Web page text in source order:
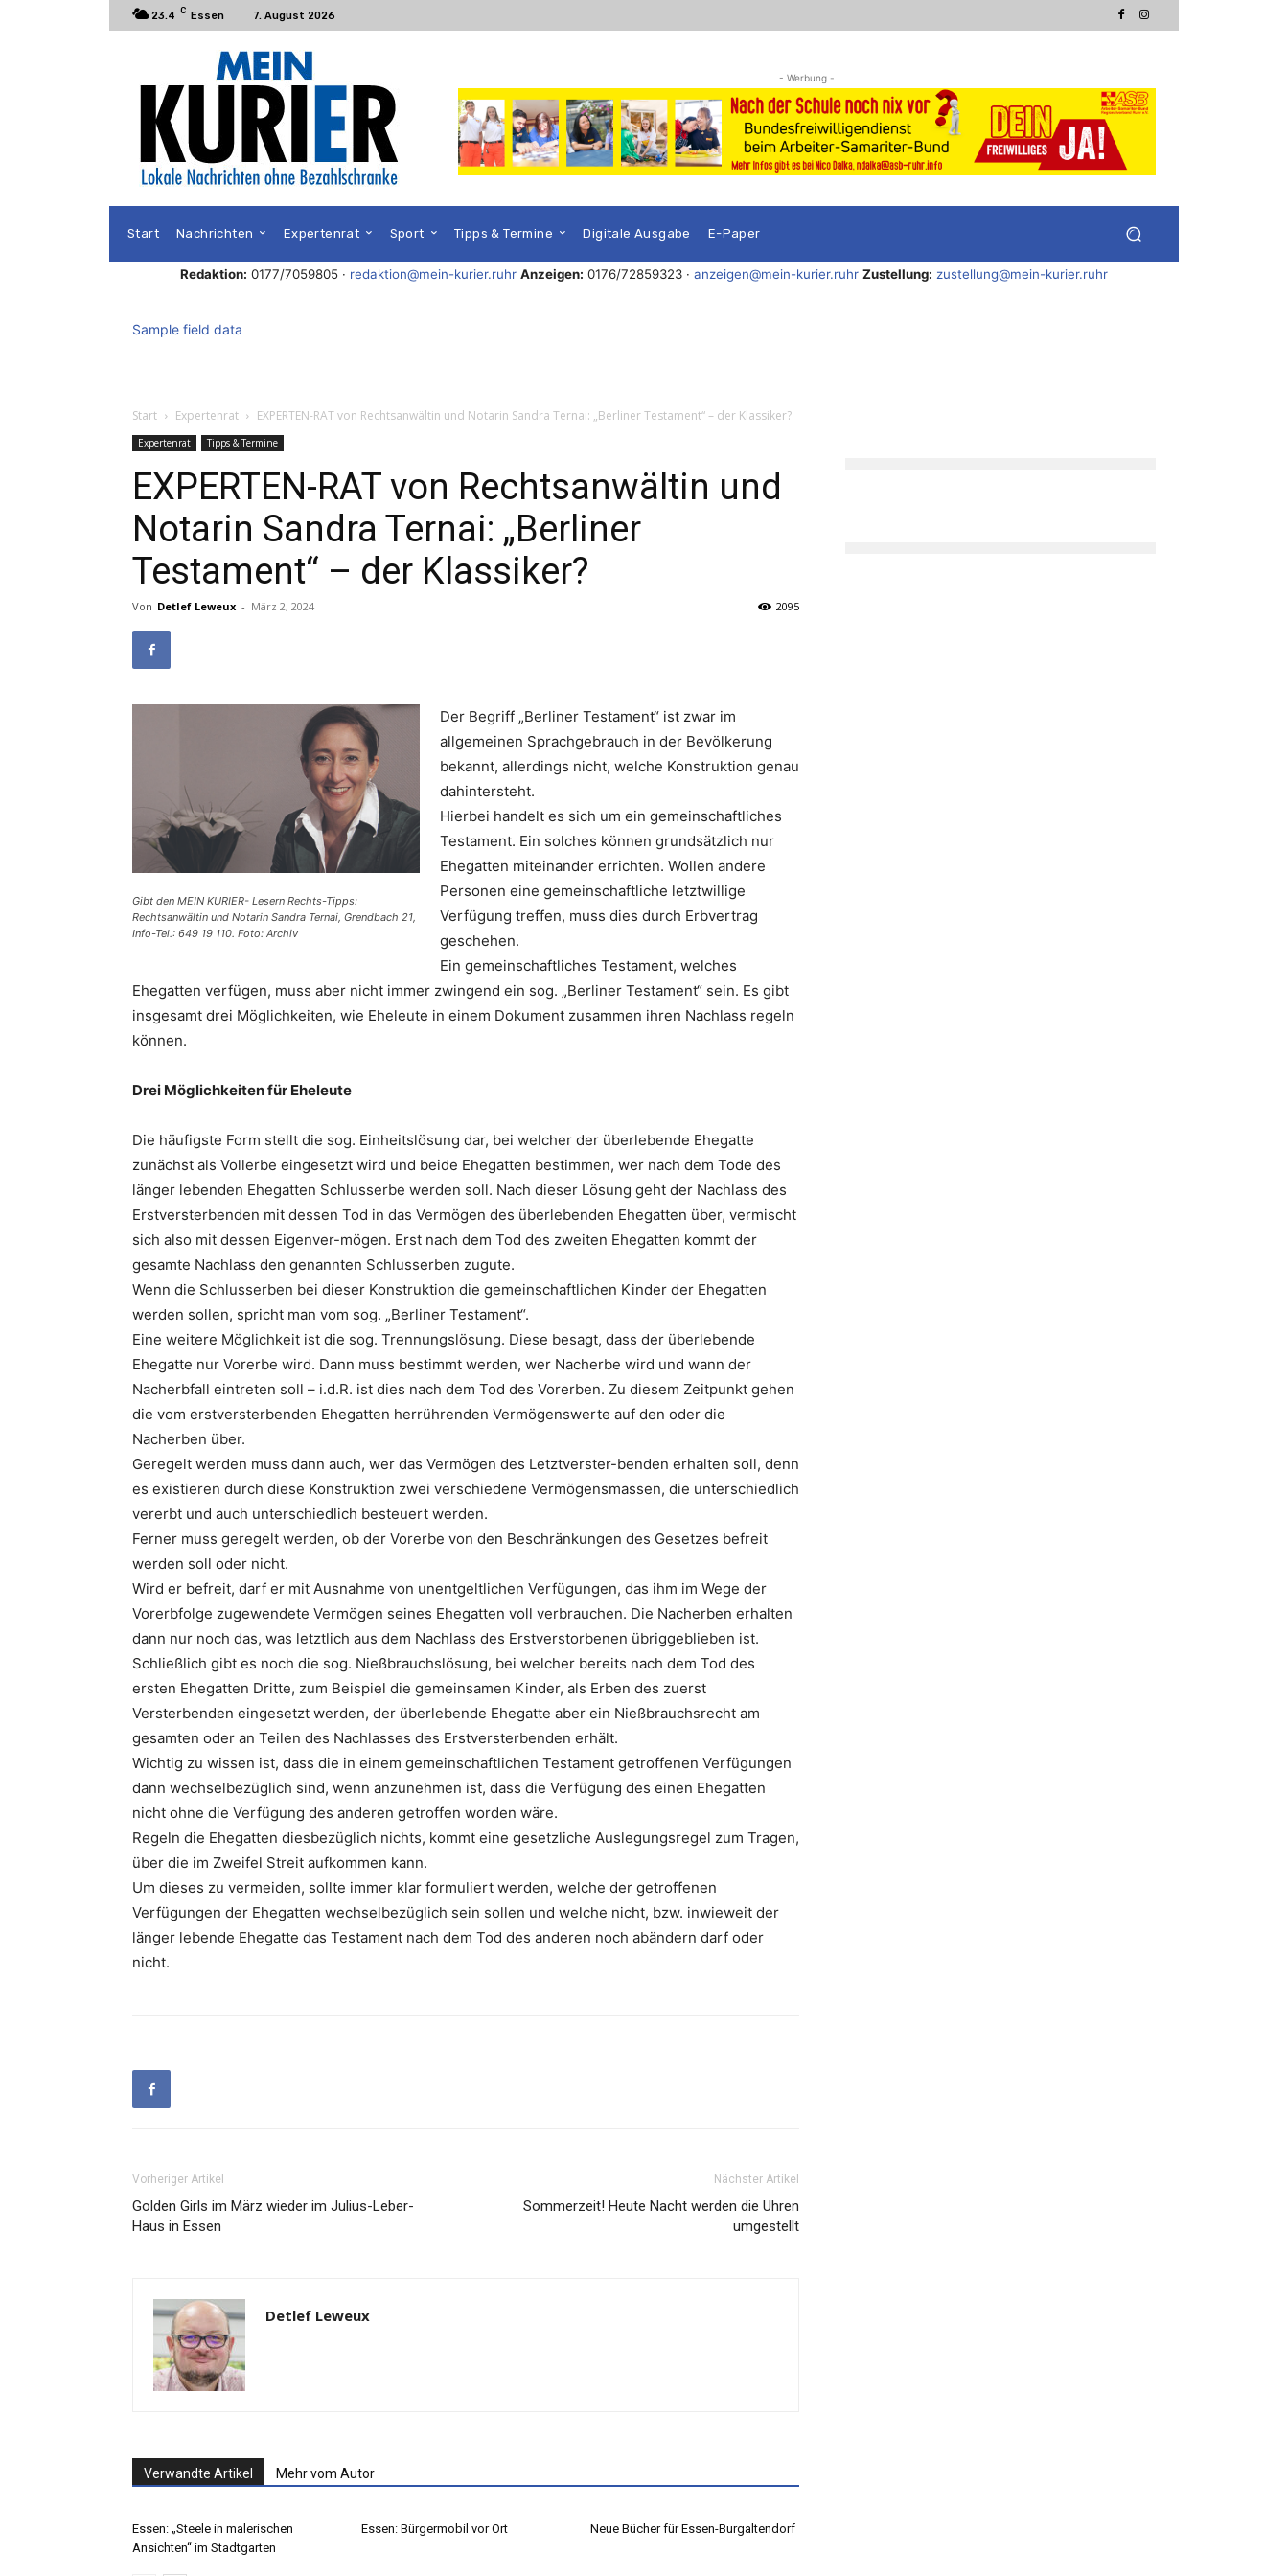
23.4 C Essen 7. August 2026
- Werbung -
Start Nachrichten Expertenrat Sport Tipps & Termine Digitale Ausgabe E-Paper
Redaktion: 0177/7059805 · redaktion@mein-kurier.ruhr Anzeigen: 0176/72859323 · anzeigen@mein-kurier.ruhr Zustellung: zustellung@mein-kurier.ruhr
Sample field data
Start Expertenrat EXPERTEN-RAT von Rechtsanwältin und Notarin Sandra Ternai: „Berliner Testament“ – der Klassiker?
Expertenrat Tipps & Termine
EXPERTEN-RAT von Rechtsanwältin und
Notarin Sandra Ternai: „Berliner
Testament“ – der Klassiker?
Von Detlef Leweux - März 2, 2024 2095
Gibt den MEIN KURIER- Lesern Rechts-Tipps:
Rechtsanwältin und Notarin Sandra Ternai, Grendbach 21,
Info-Tel.: 649 19 110. Foto: Archiv
Der Begriff „Berliner Testament“ ist zwar im
allgemeinen Sprachgebrauch in der Bevölkerung
bekannt, allerdings nicht, welche Konstruktion genau
dahintersteht.
Hierbei handelt es sich um ein gemeinschaftliches
Testament. Ein solches können grundsätzlich nur
Ehegatten miteinander errichten. Wollen andere
Personen eine gemeinschaftliche letztwillige
Verfügung treffen, muss dies durch Erbvertrag
geschehen.
Ein gemeinschaftliches Testament, welches
Ehegatten verfügen, muss aber nicht immer zwingend ein sog. „Berliner Testament“ sein. Es gibt
insgesamt drei Möglichkeiten, wie Eheleute in einem Dokument zusammen ihren Nachlass regeln
können.
Drei Möglichkeiten für Eheleute
Die häufigste Form stellt die sog. Einheitslösung dar, bei welcher der überlebende Ehegatte
zunächst als Vollerbe eingesetzt wird und beide Ehegatten bestimmen, wer nach dem Tode des
länger lebenden Ehegatten Schlusserbe werden soll. Nach dieser Lösung geht der Nachlass des
Erstversterbenden mit dessen Tod in das Vermögen des überlebenden Ehegatten über, vermischt
sich also mit dessen Eigenver-mögen. Erst nach dem Tod des zweiten Ehegatten kommt der
gesamte Nachlass den genannten Schlusserben zugute.
Wenn die Schlusserben bei dieser Konstruktion die gemeinschaftlichen Kinder der Ehegatten
werden sollen, spricht man vom sog. „Berliner Testament“.
Eine weitere Möglichkeit ist die sog. Trennungslösung. Diese besagt, dass der überlebende
Ehegatte nur Vorerbe wird. Dann muss bestimmt werden, wer Nacherbe wird und wann der
Nacherbfall eintreten soll – i.d.R. ist dies nach dem Tod des Vorerben. Zu diesem Zeitpunkt gehen
die vom erstversterbenden Ehegatten herrührenden Vermögenswerte auf den oder die
Nacherben über.
Geregelt werden muss dann auch, wer das Vermögen des Letztverster-benden erhalten soll, denn
es existieren durch diese Konstruktion zwei verschiedene Vermögensmassen, die unterschiedlich
vererbt und auch unterschiedlich besteuert werden.
Ferner muss geregelt werden, ob der Vorerbe von den Beschränkungen des Gesetzes befreit
werden soll oder nicht.
Wird er befreit, darf er mit Ausnahme von unentgeltlichen Verfügungen, das ihm im Wege der
Vorerbfolge zugewendete Vermögen seines Ehegatten voll verbrauchen. Die Nacherben erhalten
dann nur noch das, was letztlich aus dem Nachlass des Erstverstorbenen übriggeblieben ist.
Schließlich gibt es noch die sog. Nießbrauchslösung, bei welcher bereits nach dem Tod des
ersten Ehegatten Dritte, zum Beispiel die gemeinsamen Kinder, als Erben des zuerst
Versterbenden eingesetzt werden, der überlebende Ehegatte aber ein Nießbrauchsrecht am
gesamten oder an Teilen des Nachlasses des Erstversterbenden erhält.
Wichtig zu wissen ist, dass die in einem gemeinschaftlichen Testament getroffenen Verfügungen
dann wechselbezüglich sind, wenn anzunehmen ist, dass die Verfügung des einen Ehegatten
nicht ohne die Verfügung des anderen getroffen worden wäre.
Regeln die Ehegatten diesbezüglich nichts, kommt eine gesetzliche Auslegungsregel zum Tragen,
über die im Zweifel Streit aufkommen kann.
Um dieses zu vermeiden, sollte immer klar formuliert werden, welche der getroffenen
Verfügungen der Ehegatten wechselbezüglich sein sollen und welche nicht, bzw. inwieweit der
länger lebende Ehegatte das Testament nach dem Tod des anderen noch abändern darf oder
nicht.
Vorheriger Artikel
Golden Girls im März wieder im Julius-Leber-
Haus in Essen
Nächster Artikel
Sommerzeit! Heute Nacht werden die Uhren
umgestellt
Detlef Leweux
Verwandte Artikel Mehr vom Autor
Essen: „Steele in malerischen
Ansichten“ im Stadtgarten
Essen: Bürgermobil vor Ort Neue Bücher für Essen-Burgaltendorf